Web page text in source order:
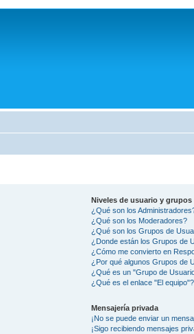
Niveles de usuario y grupos
¿Qué son los
¿Qué son los Moderadores?
¿Qué son los Grupos de
¿Donde están los Grupos de
¿Cómo me convierto en
¿Por qué algunos Grupos de
¿Qué es un "Grupo de
¿Qué es el enlace "El equipo"?
Mensajería privada
¡No se puede enviar un
¡Sigo recibiendo mensajes